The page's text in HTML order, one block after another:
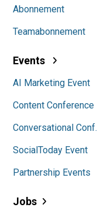
Abonnement
Teamabonnement
Events
AI Marketing Event
Content Conference
Conversational Conf.
SocialToday Event
Partnership Events
Jobs